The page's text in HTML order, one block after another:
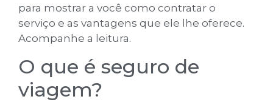
para mostrar a você como contratar o
serviço e as vantagens que ele lhe oferece.
Acompanhe a leitura.
O que é seguro de
viagem?